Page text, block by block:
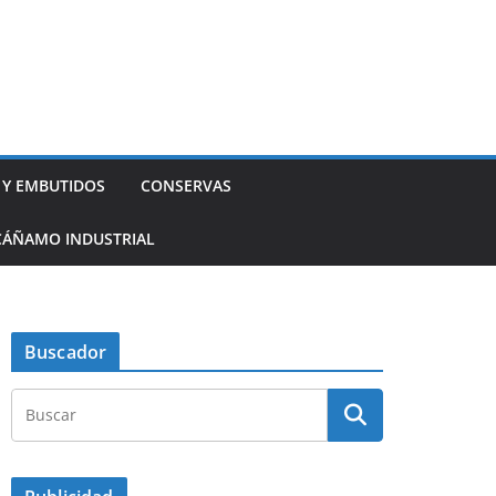
EMBUTIDOS CONSERVAS
INDUSTRIAL
Buscador